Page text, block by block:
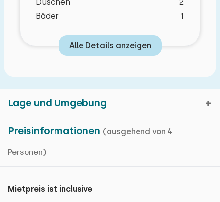
Preisinformationen (ausgehend von 4
Personen)
Mietpreis ist inclusive
Grundlegende Merkmale
Auf einem Ferienpark
Einfamilienhaus
Schlafzimmer
Boden:
Erdgeschoss
Bett: Einzel
Duschen
2
Bäder
1
Alle Details anzeigen
Lage und Umgebung
Tynaarlo, Drenthe